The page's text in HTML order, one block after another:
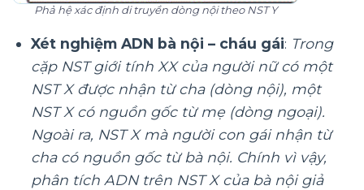
Phả hệ xác định di truyền dòng nội theo NST Y
Xét nghiệm ADN bà nội – cháu gái: Trong
cặp NST giới tính XX của người nữ có một
NST X được nhận từ cha (dòng nội), một
NST X có nguồn gốc từ mẹ (dòng ngoại).
Ngoài ra, NST X mà người con gái nhận từ
cha có nguồn gốc từ bà nội. Chính vì vậy,
phân tích ADN trên NST X của bà nội giả